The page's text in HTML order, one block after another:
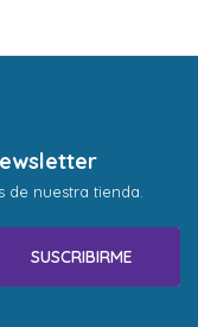
nuestra tienda.
SUSCRIBIRME